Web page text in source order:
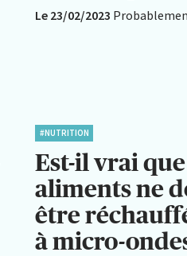
Le 23/02/2023
#NUTRITION
Est-il vrai
aliments ne
être
à micro-